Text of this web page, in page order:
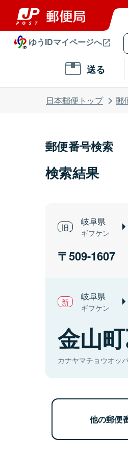
ゆうIDマイページへ
送る
日本郵便トップ 郵
郵便番号検索
検索結果
岐阜県
ギフケン
509-1607
岐阜県
ギフケン
金山
カナヤマチョウオッ
他の郵便